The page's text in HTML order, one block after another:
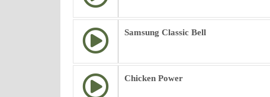
Samsung Classic Bell
Chicken Power